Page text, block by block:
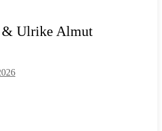
& Ulrike Almut